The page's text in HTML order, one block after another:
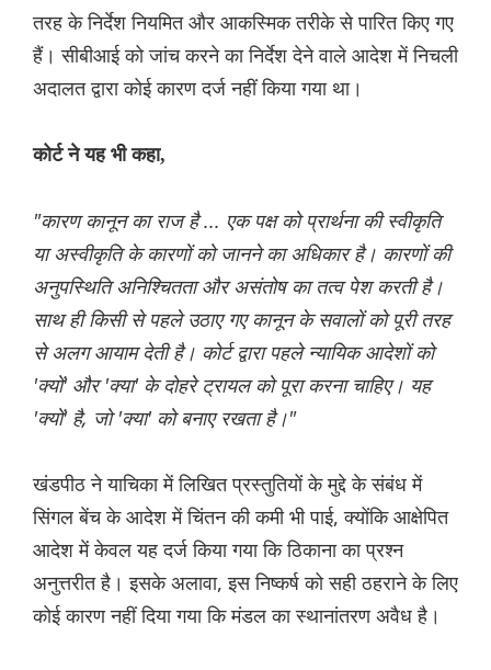
तरह के निर्देश नियमित और आकस्मिक तरीके से पारित किए गए
हैं। सीबीआई को जांच करने का निर्देश देने वाले आदेश में निचली
अदालत द्वारा कोई कारण दर्ज नहीं किया गया था।
कोर्ट ने यह भी कहा,
"कारण कानून का राज है ... एक पक्ष को प्रार्थना की स्वीकृति
या अस्वीकृति के कारणों को जानने का अधिकार है। कारणों की
अनुपस्थिति अनिश्चितता और असंतोष का तत्व पेश करती है।
साथ ही किसी से पहले उठाए गए कानून के सवालों को पूरी तरह
से अलग आयाम देती है। कोर्ट द्वारा पहले न्यायिक आदेशों को
'क्यों' और 'क्या' के दोहरे ट्रायल को पूरा करना चाहिए। यह
'क्यों' है, जो 'क्या' को बनाए रखता है।"
खंडपीठ ने याचिका में लिखित प्रस्तुतियों के मुद्दे के संबंध में
सिंगल बेंच के आदेश में चिंतन की कमी भी पाई, क्योंकि आक्षेपित
आदेश में केवल यह दर्ज किया गया कि ठिकाना का प्रश्न
अनुत्तरीत है। इसके अलावा, इस निष्कर्ष को सही ठहराने के लिए
कोई कारण नहीं दिया गया कि मंडल का स्थानांतरण अवैध है।